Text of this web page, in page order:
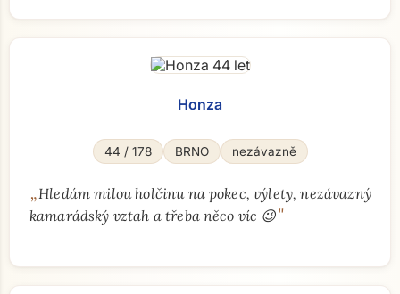
Honza
44 / 178 BRNO nezávazně
„Hledám milou holčinu na pokec, výlety, nezávazný
kamarádský vztah a třeba něco víc 😉"